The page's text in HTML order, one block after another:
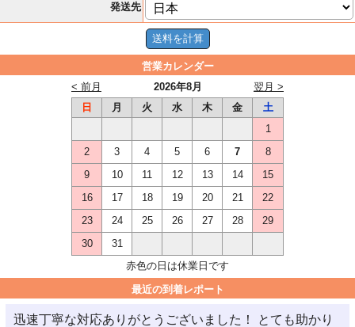
発送先
営業カレンダー
2026年8月
< 前月
翌月 >
日
月 火 水 木 金
土
1
2
3 4 5 6 7
8
9
10 11 12 13 14
15
16
17 18 19 20 21
22
23
24 25 26 27 28
29
30
31
赤色の日は休業日です
最近の到着レポート
迅速丁寧な対応ありがとうございました！ とても助かり